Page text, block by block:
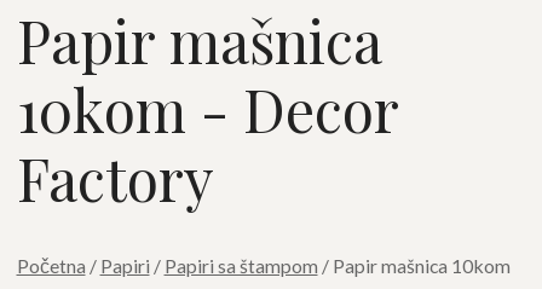
Papir mašnica
10kom - Decor
Factory
Početna / Papiri / Papiri sa štampom / Papir mašnica 10kom